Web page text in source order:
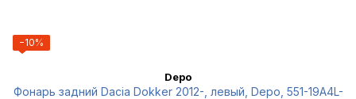
−10%
Depo
Фонарь задний Dacia Dokker 2012-, левый, Depo, 551-19A4L-